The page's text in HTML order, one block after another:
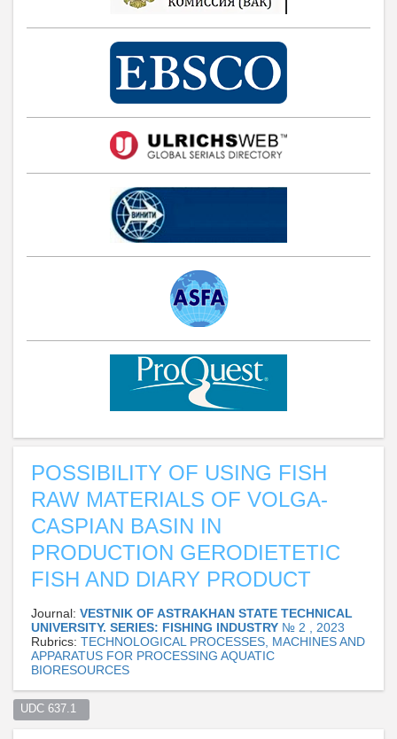
POSSIBILITY OF USING FISH
RAW MATERIALS OF VOLGA-
CASPIAN BASIN IN
PRODUCTION GERODIETETIC
FISH AND DIARY PRODUCT
Journal: VESTNIK OF ASTRAKHAN STATE TECHNICAL
UNIVERSITY. SERIES: FISHING INDUSTRY № 2 , 2023
Rubrics: TECHNOLOGICAL PROCESSES, MACHINES AND
APPARATUS FOR PROCESSING AQUATIC
BIORESOURCES
UDC 637.1